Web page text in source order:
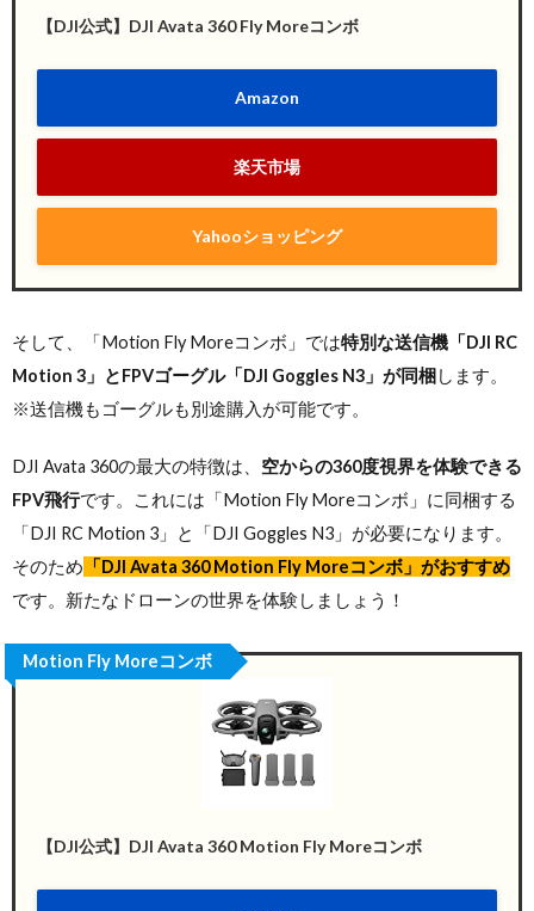
【DJI公式】DJI Avata 360 Fly Moreコンボ
Amazon
楽天市場
Yahooショッピング
そして、「Motion Fly Moreコンボ」では特別な送信機「DJI RC
Motion 3」とFPVゴーグル「DJI Goggles N3」が同梱 します。
※送信機もゴーグルも別途購入が可能です。
DJI Avata 360の最大の特徴は、 空からの360度視界を体験できる
FPV飛行です。これには「Motion Fly Moreコンボ」に同梱する
「DJI RC Motion 3」と「DJI Goggles N3」が必要になります。
そのため 「DJI Avata 360 Motion Fly Moreコンボ」がおすすめ
です。新たなドローンの世界を体験しましょう！
【DJI公式】DJI Avata 360 Motion Fly Moreコンボ
Motion Fly Moreコンボ